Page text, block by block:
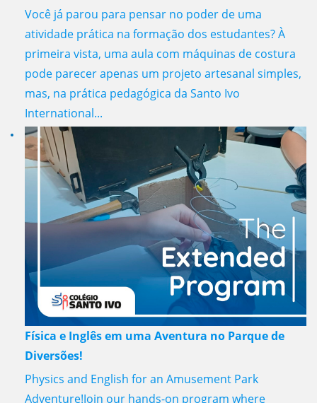
Você já parou para pensar no poder de uma
atividade prática na formação dos estudantes? À
primeira vista, uma aula com máquinas de costura
pode parecer apenas um projeto artesanal simples,
mas, na prática pedagógica da Santo Ivo
International...
Física e Inglês em uma Aventura no Parque de
Diversões!
Physics and English for an Amusement Park
Adventure!Join our hands-on program where